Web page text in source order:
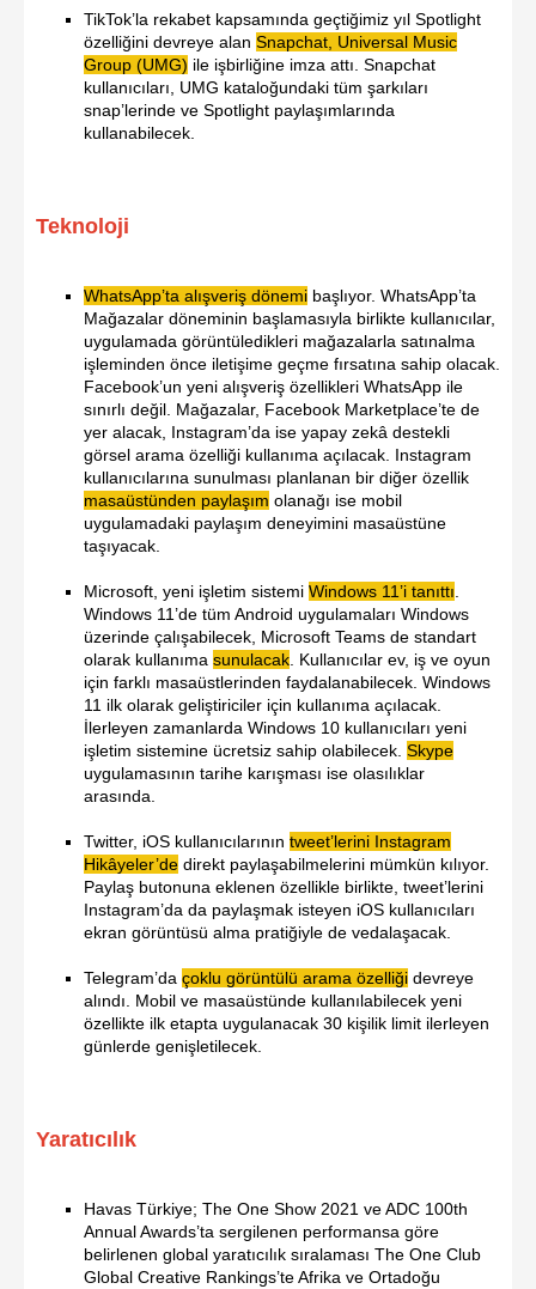
TikTok’la rekabet kapsamında geçtiğimiz yıl Spotlight
özelliğini devreye alan Snapchat, Universal Music
Group (UMG) ile işbirliğine imza attı. Snapchat
kullanıcıları, UMG kataloğundaki tüm şarkıları
snap’lerinde ve Spotlight paylaşımlarında
kullanabilecek.
Teknoloji
WhatsApp’ta alışveriş dönemi başlıyor. WhatsApp’ta
Mağazalar döneminin başlamasıyla birlikte kullanıcılar,
uygulamada görüntüledikleri mağazalarla satınalma
işleminden önce iletişime geçme fırsatına sahip olacak.
Facebook’un yeni alışveriş özellikleri WhatsApp ile
sınırlı değil. Mağazalar, Facebook Marketplace’te de
yer alacak, Instagram’da ise yapay zekâ destekli
görsel arama özelliği kullanıma açılacak. Instagram
kullanıcılarına sunulması planlanan bir diğer özellik
masaüstünden paylaşım olanağı ise mobil
uygulamadaki paylaşım deneyimini masaüstüne
taşıyacak.
Microsoft, yeni işletim sistemi Windows 11’i tanıttı
Windows 11’de tüm Android uygulamaları Windows
üzerinde çalışabilecek, Microsoft Teams de standart
olarak kullanıma sunulacak . Kullanıcılar ev, iş ve oyun
için farklı masaüstlerinden faydalanabilecek. Windows
11 ilk olarak geliştiriciler için kullanıma açılacak.
İlerleyen zamanlarda Windows 10 kullanıcıları yeni
işletim sistemine ücretsiz sahip olabilecek. Skype
uygulamasının tarihe karışması ise olasılıklar
arasında.
Twitter, iOS kullanıcılarının tweet’lerini Instagram
Hikâyeler’de direkt paylaşabilmelerini mümkün kılıyor.
Paylaş butonuna eklenen özellikle birlikte, tweet’lerini
Instagram’da da paylaşmak isteyen iOS kullanıcıları
ekran görüntüsü alma pratiğiyle de vedalaşacak.
Telegram’da çoklu görüntülü arama özelliği devreye
alındı. Mobil ve masaüstünde kullanılabilecek yeni
özellikte ilk etapta uygulanacak 30 kişilik limit ilerleyen
günlerde genişletilecek.
Yaratıcılık
Havas Türkiye; The One Show 2021 ve ADC 100th
Annual Awards’ta sergilenen performansa göre
belirlenen global yaratıcılık sıralaması The One Club
Global Creative Rankings’te Afrika ve Ortadoğu